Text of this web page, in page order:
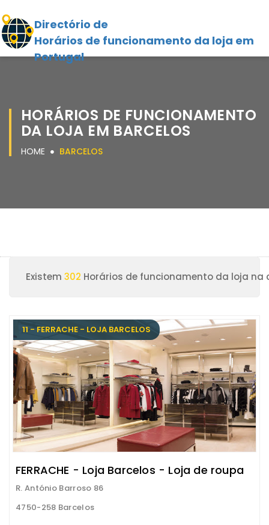
Directório de
Horários de funcionamento da loja em
Portugal
HORÁRIOS DE FUNCIONAMENTO
DA LOJA EM BARCELOS
HOME BARCELOS
Existem 302 Horários de funcionamento da loja na
11 - FERRACHE - LOJA BARCELOS
FERRACHE - Loja Barcelos - Loja de roupa
R. António Barroso 86
4750-258 Barcelos